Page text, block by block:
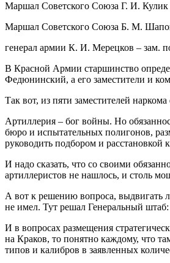
Маршал Советского Союза Г. И. Кулик
Маршал Советского Союза Б. М.
генерал армии К. И. Мерецков – зам.
В Красной Армии старшинство
Федюнинский, а его заместители и
Так вот, из пяти заместителей
Артиллерия – бог войны. Но
бюро и испытательных полигонов,
руководить подбором и расстановкой
И надо сказать, что со своими
артиллеристов не нашлось, и столь
А вот к решению вопроса, выдвигать
не имел. Тут решал Генеральный
И в вопросах размещения
на Краков, то понятно каждому, что
типов и калибров в заявленных